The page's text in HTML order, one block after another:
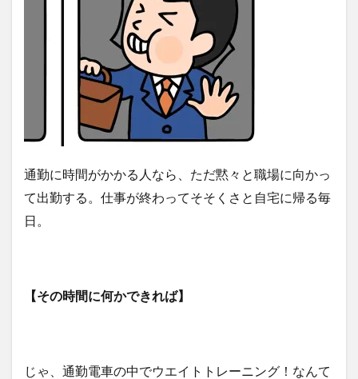
通勤に時間がかかる人なら、ただ黙々と職場に向かっ
て出勤する。仕事が終わってそそくさと自宅に帰る毎
日。
【その時間に何かできれば】
じゃ、通勤電車の中でウエイトトレーニング！なんて